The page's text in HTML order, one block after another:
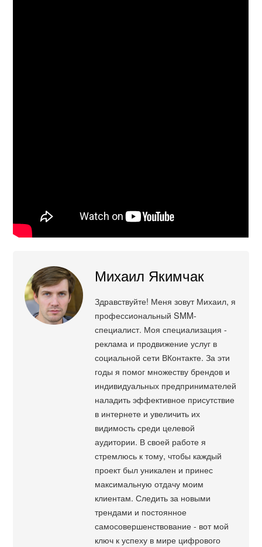
Михаил Якимчак
Здравствуйте! Меня зовут Михаил, я
профессиональный SMM-
специалист. Моя специализация -
реклама и продвижение услуг в
социальной сети ВКонтакте. За эти
годы я помог множеству брендов и
индивидуальных предпринимателей
наладить эффективное присутствие
в интернете и увеличить их
видимость среди целевой
аудитории. В своей работе я
стремлюсь к тому, чтобы каждый
проект был уникален и принес
максимальную отдачу моим
клиентам. Следить за новыми
трендами и постоянное
самосовершенствование - вот мой
ключ к успеху в мире цифрового